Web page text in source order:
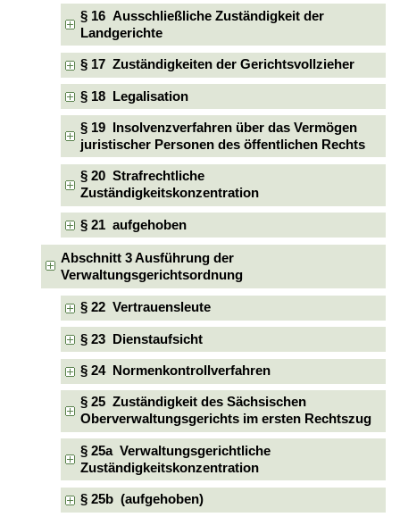
§ 16 Ausschließliche Zuständigkeit der
Landgerichte
§ 17 Zuständigkeiten der Gerichtsvollzieher
§ 18 Legalisation
§ 19 Insolvenzverfahren über das Vermögen
juristischer Personen des öffentlichen Rechts
§ 20 Strafrechtliche
Zuständigkeitskonzentration
§ 21 aufgehoben
Abschnitt 3 Ausführung der
Verwaltungsgerichtsordnung
§ 22 Vertrauensleute
§ 23 Dienstaufsicht
§ 24 Normenkontrollverfahren
§ 25 Zuständigkeit des Sächsischen
Oberverwaltungsgerichts im ersten Rechtszug
§ 25a Verwaltungsgerichtliche
Zuständigkeitskonzentration
§ 25b (aufgehoben)